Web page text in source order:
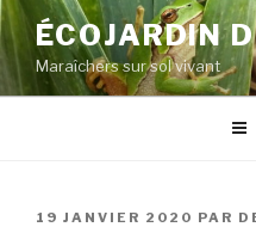
Aller
au
contenu
principal
ÉCOJARDIN
Maraîchers sur sol vivant
PUBLIÉ
19 JANVIER 2020 PAR